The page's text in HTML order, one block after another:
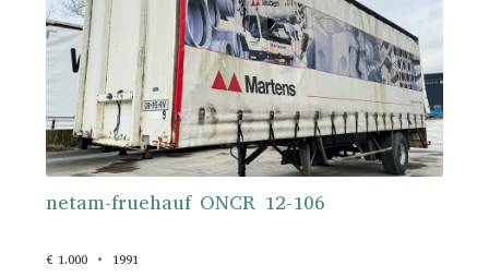
netam-fruehauf ONCR 12-106
€ 1.000 1991